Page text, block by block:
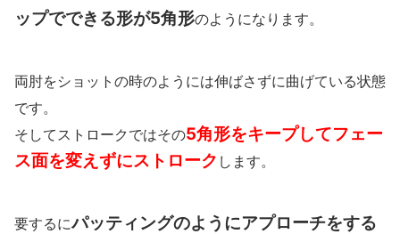
ップでできる形が5角形のようになります。
両肘をショットの時のようには伸ばさずに曲げている状態
です。
そしてストロークではその5角形をキープしてフェー
ス面を変えずにストローク します。
要するにパッティングのようにアプローチをする